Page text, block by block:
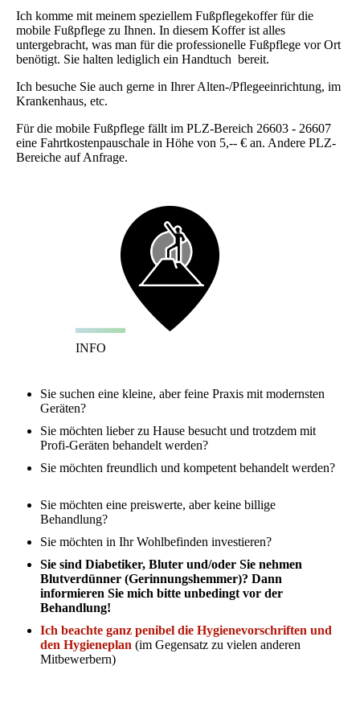
Ich komme mit meinem speziellem Fußpflegekoffer für die
mobile Fußpflege zu Ihnen. In diesem Koffer ist alles
untergebracht, was man für die professionelle Fußpflege vor Ort
benötigt. Sie halten lediglich ein Handtuch bereit.
Ich besuche Sie auch gerne in Ihrer Alten-/Pflegeeinrichtung, im
Krankenhaus, etc.
Für die mobile Fußpflege fällt im PLZ-Bereich 26603 - 26607
eine Fahrtkostenpauschale in Höhe von 5,-- € an. Andere PLZ-
Bereiche auf Anfrage.
INFO
Sie suchen eine kleine, aber feine Praxis mit modernsten
Geräten?
Sie möchten lieber zu Hause besucht und trotzdem mit
Profi-Geräten behandelt werden?
Sie möchten freundlich und kompetent behandelt werden?
Sie möchten eine preiswerte, aber keine billige
Behandlung?
Sie möchten in Ihr Wohlbefinden investieren?
Sie sind Diabetiker, Bluter und/oder Sie nehmen
Blutverdünner (Gerinnungshemmer)? Dann
informieren Sie mich bitte unbedingt vor der
Behandlung!
Ich beachte ganz penibel die Hygienevorschriften und
den Hygieneplan (im Gegensatz zu vielen anderen
Mitbewerbern)